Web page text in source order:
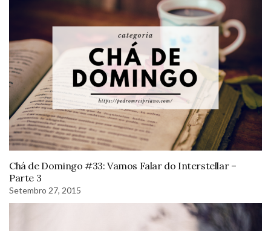
Chá de Domingo #33: Vamos Falar do Interstellar –
Parte 3
Setembro 27, 2015